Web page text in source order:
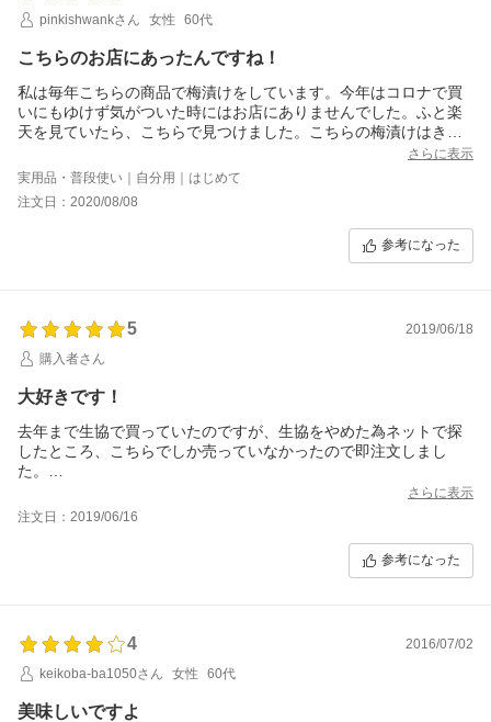
pinkishwankさん
女性 60代
こちらのお店にあったんですね！
私は毎年こちらの商品で梅漬けをしています。今年はコロナで買
いにもゆけず気がついた時にはお店にありませんでした。ふと楽
天を見ていたら、こちらで見つけました。こちらの梅漬けはきゅ
うりやナスを漬けてもおいしいです。買えて気持ちがチョッピリ
嬉しくなりました。
さらに表示
実用品・普段使い｜自分用｜はじめて
注文日：2020/08/08
参考になった
5
2019/06/18
購入者さん
大好きです！
去年まで生協で買っていたのですが、生協をやめた為ネットで探
したところ、こちらでしか売っていなかったので即注文しまし
た。
私ももちろん大好きなんですが、4歳の息子が特に気に入ってまし
て、おにぎりに入れると凄く喜びます。
近くのスーパーには全然売っていなくて、とても美味しいのにも
さらに表示
注文日：2019/06/16
参考になった
4
2016/07/02
keikoba-ba1050さん
女性 60代
美味しいですよ